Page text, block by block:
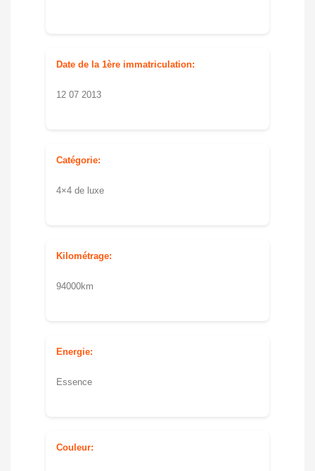
Date de la 1ère immatriculation:
12 07 2013
Catégorie:
4×4 de luxe
Kilométrage:
94000km
Energie:
Essence
Couleur: